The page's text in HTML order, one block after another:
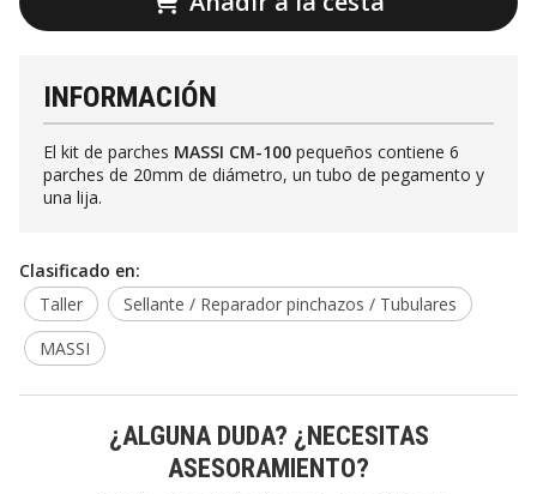
INFORMACIÓN
El kit de parches MASSI CM-100 pequeños contiene 6
parches de 20mm de diámetro, un tubo de pegamento y
una lija.
Clasificado en:
Taller
Sellante / Reparador pinchazos / Tubulares
MASSI
¿ALGUNA DUDA? ¿NECESITAS
ASESORAMIENTO?